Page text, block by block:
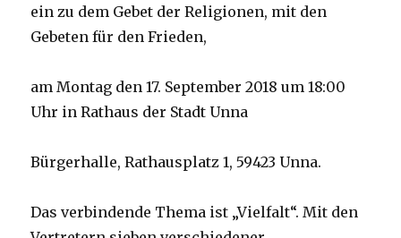
ein zu dem Gebet der Religionen, mit den
Gebeten für den Frieden,
am Montag den 17. September 2018 um 18:00
Uhr in Rathaus der Stadt Unna
Bürgerhalle, Rathausplatz 1, 59423 Unna.
Das verbindende Thema ist „Vielfalt“. Mit den